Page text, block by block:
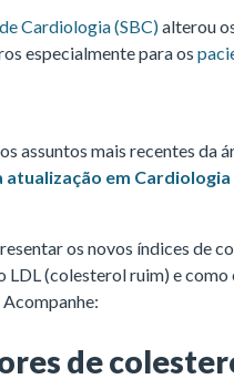
Cardiologia (SBC)alterou
especialmente para os
assuntos mais recentes da
atualização em
os novos índices de
LDL (colesterol ruim) e
de